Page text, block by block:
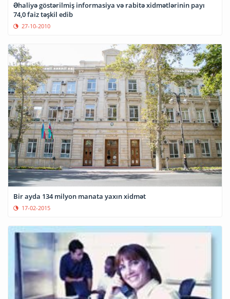
Əhaliyə göstərilmiş informasiya və rabitə xidmətlərinin payı
74,0 faiz təşkil edib
27-10-2010
Bir ayda 134 milyon manata yaxın xidmət
17-02-2015